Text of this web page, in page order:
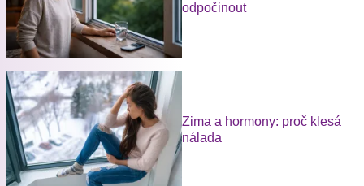
odpočinout
Zima a hormony: proč klesá
nálada